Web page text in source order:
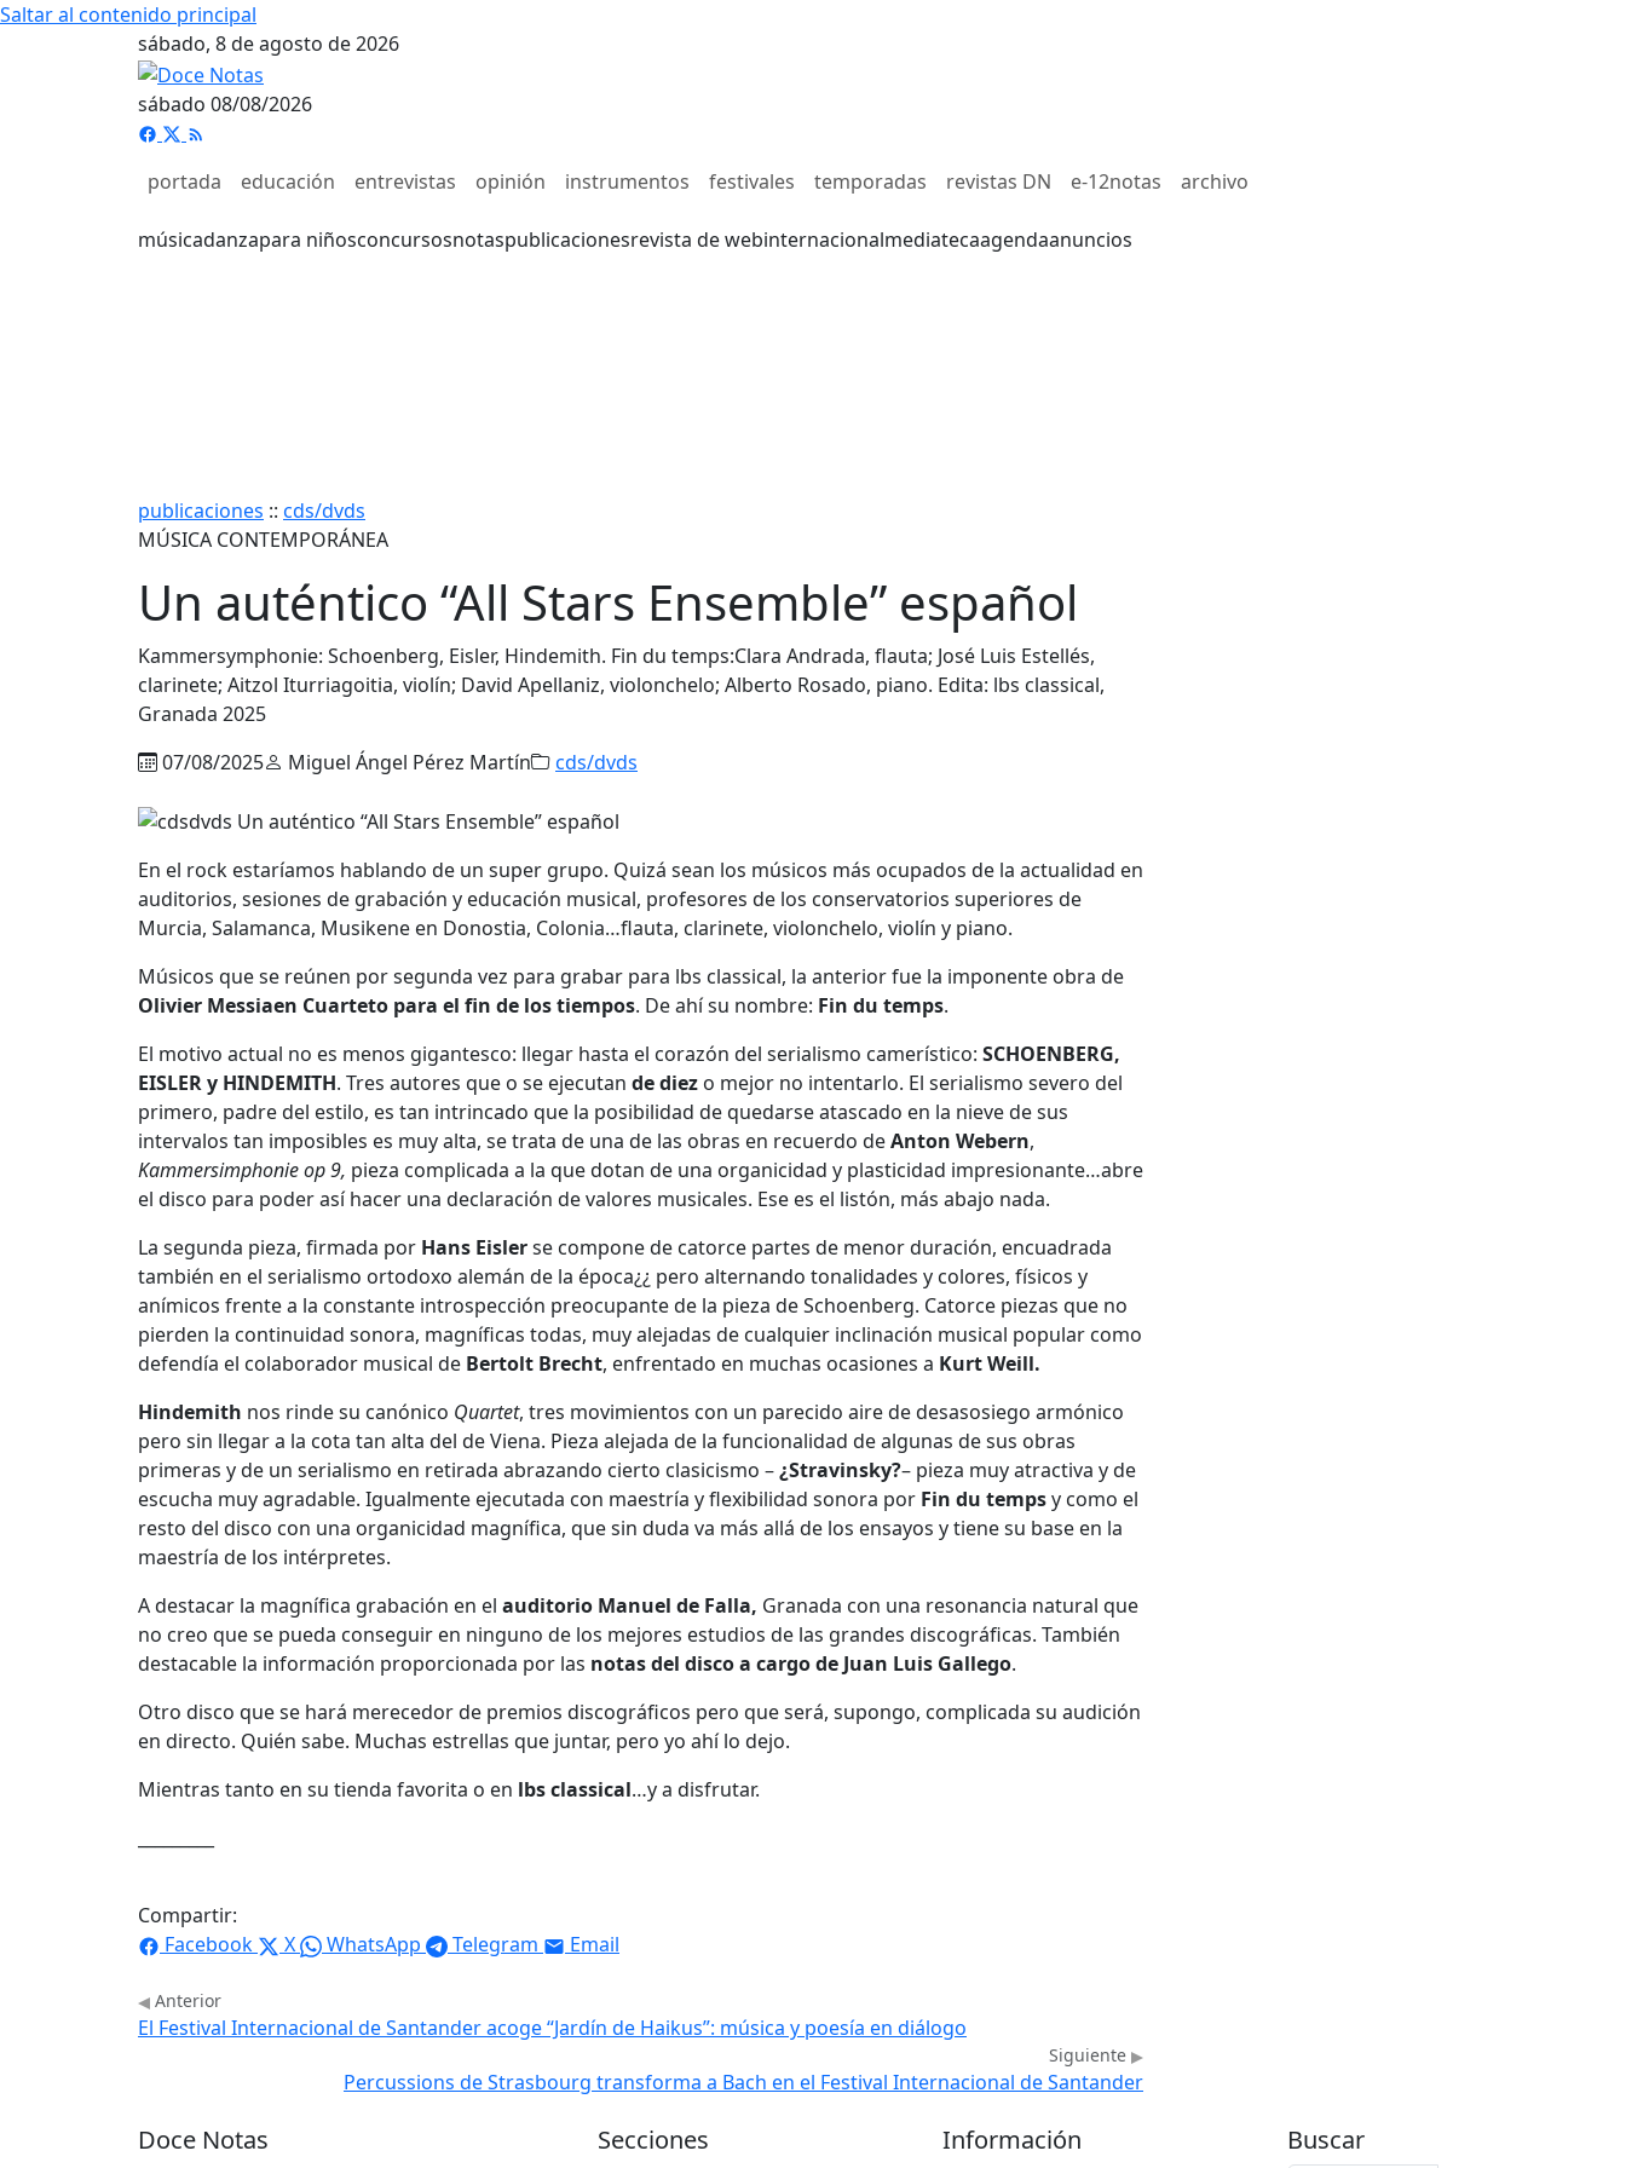
Saltar al contenido principal
sábado, 8 de agosto de 2026
sábado 08/08/2026
portada educación entrevistas opinión instrumentos festivales temporadas revistas DN e-12notas archivo
músicadanzapara niñosconcursosnotaspublicacionesrevista de webinternacionalmediatecaagendaanuncios
publicaciones :: cds/dvds
MÚSICA CONTEMPORÁNEA
Un auténtico “All Stars Ensemble” español
Kammersymphonie: Schoenberg, Eisler, Hindemith. Fin du temps:Clara Andrada, flauta; José Luis Estellés,
clarinete; Aitzol Iturriagoitia, violín; David Apellaniz, violonchelo; Alberto Rosado, piano. Edita: lbs classical,
Granada 2025
07/08/2025
Miguel Ángel Pérez Martín cds/dvds
En el rock estaríamos hablando de un super grupo. Quizá sean los músicos más ocupados de la actualidad en
auditorios, sesiones de grabación y educación musical, profesores de los conservatorios superiores de
Murcia, Salamanca, Musikene en Donostia, Colonia…flauta, clarinete, violonchelo, violín y piano.
Músicos que se reúnen por segunda vez para grabar para lbs classical, la anterior fue la imponente obra de
Olivier Messiaen Cuarteto para el fin de los tiempos. De ahí su nombre: Fin du temps.
El motivo actual no es menos gigantesco: llegar hasta el corazón del serialismo camerístico: SCHOENBERG,
EISLER y HINDEMITH. Tres autores que o se ejecutan de diez o mejor no intentarlo. El serialismo severo del
primero, padre del estilo, es tan intrincado que la posibilidad de quedarse atascado en la nieve de sus
intervalos tan imposibles es muy alta, se trata de una de las obras en recuerdo deAnton Webern,
Kammersimphonie op 9, pieza complicada a la que dotan de una organicidad y plasticidad impresionante…abre
el disco para poder así hacer una declaración de valores musicales. Ese es el listón, más abajo nada.
La segunda pieza, firmada por Hans Eislerse compone de catorce partes de menor duración, encuadrada
también en el serialismo ortodoxo alemán de la época¿¿ pero alternando tonalidades y colores, físicos y
anímicos frente a la constante introspección preocupante de la pieza de Schoenberg. Catorce piezas que no
pierden la continuidad sonora, magníficas todas, muy alejadas de cualquier inclinación musical popular como
defendía el colaborador musical de Bertolt Brecht, enfrentado en muchas ocasiones a Kurt Weill.
Hindemith nos rinde su canónico Quartet, tres movimientos con un parecido aire de desasosiego armónico
pero sin llegar a la cota tan alta del de Viena. Pieza alejada de la funcionalidad de algunas de sus obras
primeras y de un serialismo en retirada abrazando cierto clasicismo –¿Stravinsky?– pieza muy atractiva y de
escucha muy agradable. Igualmente ejecutada con maestría y flexibilidad sonora por Fin du tempsy como el
resto del disco con una organicidad magnífica, que sin duda va más allá de los ensayos y tiene su base en la
maestría de los intérpretes.
A destacar la magnífica grabación en el auditorio Manuel de Falla, Granada con una resonancia natural que
no creo que se pueda conseguir en ninguno de los mejores estudios de las grandes discográficas. También
destacable la información proporcionada por las notas del disco a cargo de Juan Luis Gallego.
Otro disco que se hará merecedor de premios discográficos pero que será, supongo, complicada su audición
en directo. Quién sabe. Muchas estrellas que juntar, pero yo ahí lo dejo.
Mientras tanto en su tienda favorita o en lbs classical…y a disfrutar.
Compartir:
Facebook
X WhatsApp Telegram Email
Anterior
El Festival Internacional de Santander acoge “Jardín de Haikus”: música y poesía en diálogo
Siguiente
Percussions de Strasbourg transforma a Bach en el Festival Internacional de Santander
Doce Notas Secciones Información Buscar